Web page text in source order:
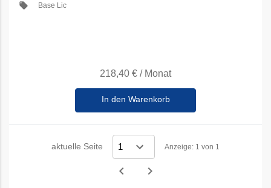
local_offer Base Lic
218,40 € / Monat
In den Warenkorb
aktuelle Seite Anzeige: 1 von 1
navigate_before navigate_next